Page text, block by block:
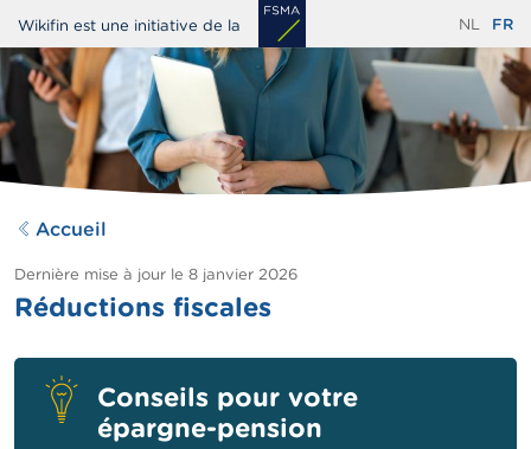
Aller
au
contenu
principal
Wikifin est une initiative de la NL FR
Accueil
Dernière mise à jour le 8 janvier 2026
Réductions fiscales
Conseils pour votre
épargne-pension